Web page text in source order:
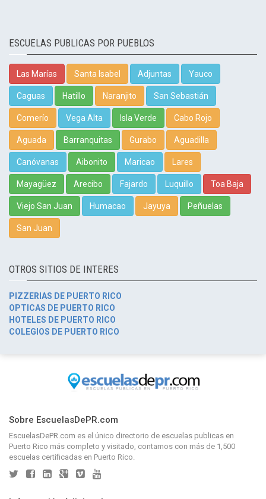
ESCUELAS PUBLICAS POR PUEBLOS
Las Marías Santa Isabel Adjuntas Yauco
Caguas Hatillo Naranjito San Sebastián
Comerío Vega Alta Isla Verde Cabo Rojo
Aguada Barranquitas Gurabo Aguadilla
Canóvanas Aibonito Maricao Lares
Mayagüez Arecibo Fajardo Luquillo Toa Baja
Viejo San Juan Humacao Jayuya Peñuelas
San Juan
OTROS SITIOS DE INTERES
PIZZERIAS DE PUERTO RICO
OPTICAS DE PUERTO RICO
HOTELES DE PUERTO RICO
COLEGIOS DE PUERTO RICO
Sobre EscuelasDePR.com
EscuelasDePR.com es el único directorio de escuelas publicas en
Puerto Rico más completo y visitado, contamos con más de 1,500
escuelas certificadas en Puerto Rico.